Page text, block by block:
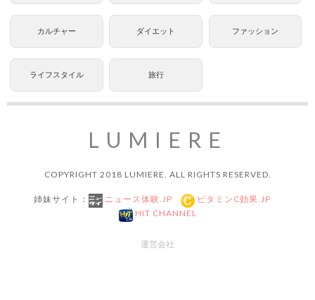
カルチャー ダイエット ファッション
ライフスタイル 旅行
LUMIERE
COPYRIGHT 2018 LUMIERE. ALL RIGHTS RESERVED.
姉妹サイト： ニュース体験.JP
ビタミンC効果.JP
HIT CHANNEL
運営会社